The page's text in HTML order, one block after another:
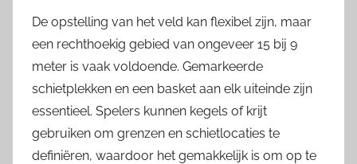
De opstelling van het veld kan flexibel zijn, maar
een rechthoekig gebied van ongeveer 15 bij 9
meter is vaak voldoende. Gemarkeerde
schietplekken en een basket aan elk uiteinde zijn
essentieel. Spelers kunnen kegels of krijt
gebruiken om grenzen en schietlocaties te
definiëren, waardoor het gemakkelijk is om op te